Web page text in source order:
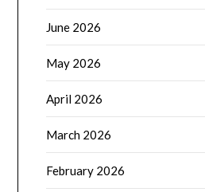
June 2026
May 2026
April 2026
March 2026
February 2026